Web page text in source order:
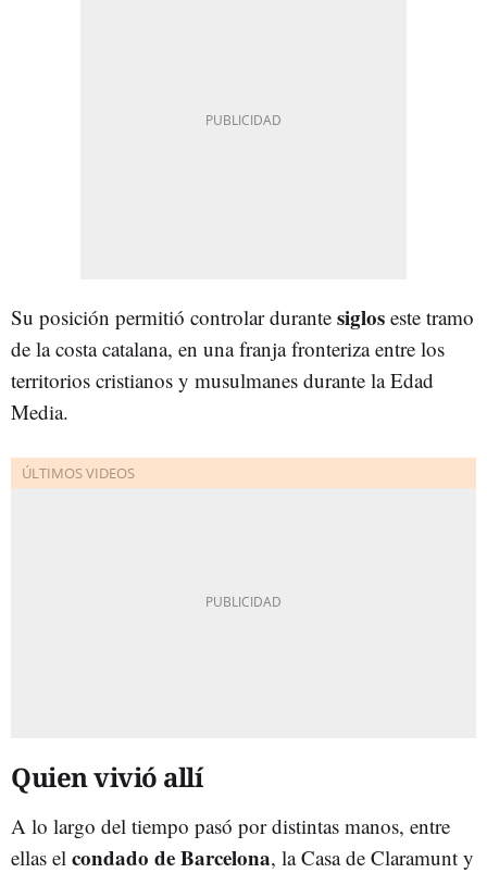
Su posición permitió controlar durante siglos este tramo
de la costa catalana, en una franja fronteriza entre los
territorios cristianos y musulmanes durante la Edad
Media.
Quien vivió allí
A lo largo del tiempo pasó por distintas manos, entre
ellas el condado de Barcelona, la Casa de Claramunt y